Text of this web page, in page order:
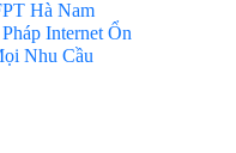
Hà Nam
Internet Ổn
Nhu Cầu